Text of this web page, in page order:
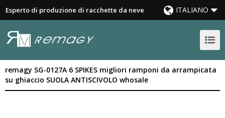
Esperto di produzione di racchette da neve ITALIANO
remagy SG-0127A 6 SPIKES migliori ramponi da arrampicata
su ghiaccio SUOLA ANTISCIVOLO whosale